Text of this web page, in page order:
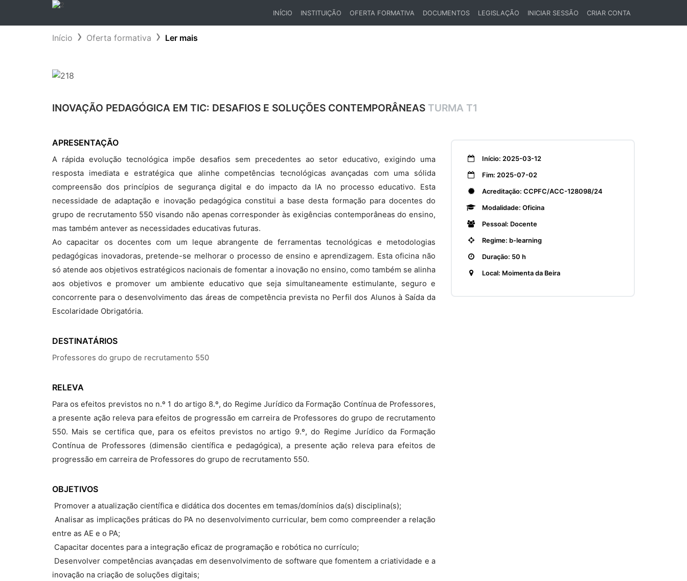
INÍCIO
INSTITUIÇÃO OFERTA FORMATIVA DOCUMENTOS LEGISLAÇÃO INICIAR SESSÃO CRIAR CONTA
Início Oferta formativa Ler mais
INOVAÇÃO PEDAGÓGICA EM TIC: DESAFIOS E SOLUÇÕES CONTEMPORÂNEAS TURMA T1
APRESENTAÇÃO
A rápida evolução tecnológica impõe desafios sem precedentes ao setor educativo, exigindo uma
resposta imediata e estratégica que alinhe competências tecnológicas avançadas com uma sólida
compreensão dos princípios de segurança digital e do impacto da IA no processo educativo. Esta
necessidade de adaptação e inovação pedagógica constitui a base desta formação para docentes do
grupo de recrutamento 550 visando não apenas corresponder às exigências contemporâneas do ensino,
mas também antever as necessidades educativas futuras.
Ao capacitar os docentes com um leque abrangente de ferramentas tecnológicas e metodologias
pedagógicas inovadoras, pretende-se melhorar o processo de ensino e aprendizagem. Esta oficina não
só atende aos objetivos estratégicos nacionais de fomentar a inovação no ensino, como também se alinha
aos objetivos e promover um ambiente educativo que seja simultaneamente estimulante, seguro e
concorrente para o desenvolvimento das áreas de competência prevista no Perfil dos Alunos à Saída da
Escolaridade Obrigatória.
DESTINATÁRIOS
Professores do grupo de recrutamento 550
RELEVA
Para os efeitos previstos no n.º 1 do artigo 8.º, do Regime Jurídico da Formação Contínua de Professores,
a presente ação releva para efeitos de progressão em carreira de Professores do grupo de recrutamento
550. Mais se certifica que, para os efeitos previstos no artigo 9.º, do Regime Jurídico da Formação
Contínua de Professores (dimensão científica e pedagógica), a presente ação releva para efeitos de
progressão em carreira de Professores do grupo de recrutamento 550.
OBJETIVOS
 Promover a atualização científica e didática dos docentes em temas/domínios da(s) disciplina(s);
 Analisar as implicações práticas do PA no desenvolvimento curricular, bem como compreender a relação
entre as AE e o PA;
 Capacitar docentes para a integração eficaz de programação e robótica no currículo;
 Desenvolver competências avançadas em desenvolvimento de software que fomentem a criatividade e a
inovação na criação de soluções digitais;
Início: 2025-03-12
Fim: 2025-07-02
Acreditação: CCPFC/ACC-128098/24
Modalidade: Oficina
Pessoal: Docente
Regime: b-learning
Duração: 50 h
Local: Moimenta da Beira